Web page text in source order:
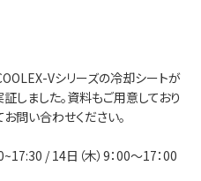
Vシリーズの冷却シートが
しました。資料もご用意しており
問い合わせください。
/ 14日（木）9：00～17：00